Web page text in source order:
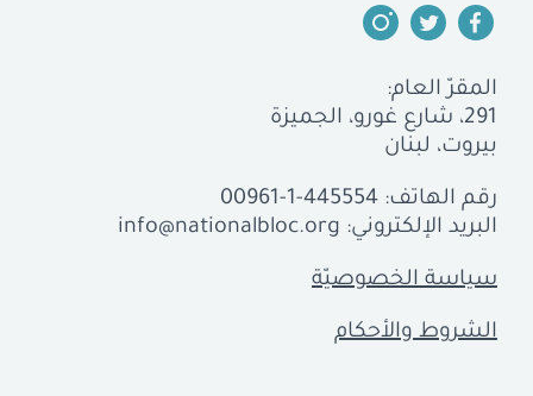
المقرّ العام:
291، شارع غورو، الجميزة
بيروت، لبنان
رقم الهاتف: 00961-1-445554
البريد الإلكتروني: info@nationalbloc.org
سياسة الخصوصيّة
الشروط والأحكام